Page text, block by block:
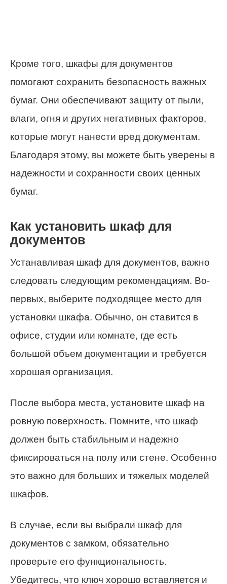
Кроме того, шкафы для документов
помогают сохранить безопасность важных
бумаг. Они обеспечивают защиту от пыли,
влаги, огня и других негативных факторов,
которые могут нанести вред документам.
Благодаря этому, вы можете быть уверены в
надежности и сохранности своих ценных
бумаг.
Как установить шкаф для
документов
Устанавливая шкаф для документов, важно
следовать следующим рекомендациям. Во-
первых, выберите подходящее место для
установки шкафа. Обычно, он ставится в
офисе, студии или комнате, где есть
большой объем документации и требуется
хорошая организация.
После выбора места, установите шкаф на
ровную поверхность. Помните, что шкаф
должен быть стабильным и надежно
фиксироваться на полу или стене. Особенно
это важно для больших и тяжелых моделей
шкафов.
В случае, если вы выбрали шкаф для
документов с замком, обязательно
проверьте его функциональность.
Убедитесь, что ключ хорошо вставляется и